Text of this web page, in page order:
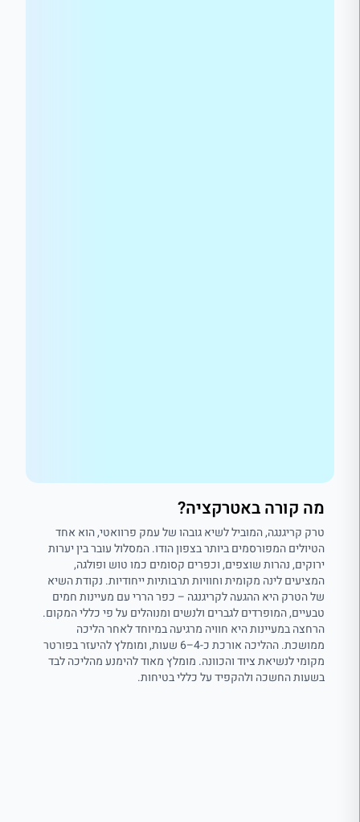
מה קורה באטרקציה?
טרק קריגנגה, המוביל לשיא גובהו של עמק פרוואטי, הוא אחד
הטיולים המפורסמים ביותר בצפון הודו. המסלול עובר בין יערות
ירוקים, נהרות שוצפים, וכפרים קסומים כמו טוש ופולגה,
המציעים לינה מקומית וחוויות תרבותיות ייחודיות. נקודת השיא
של הטרק היא ההגעה לקריגנגה – כפר הררי עם מעיינות חמים
טבעיים, המופרדים לגברים ולנשים ומנוהלים על פי כללי המקום.
הרחצה במעיינות היא חוויה מרגיעה במיוחד לאחר הליכה
ממושכת. ההליכה אורכת כ-4–6 שעות, ומומלץ להיעזר בפורטר
מקומי לנשיאת ציוד והכוונה. מומלץ מאוד להימנע מהליכה לבד
בשעות החשכה ולהקפיד על כללי בטיחות.